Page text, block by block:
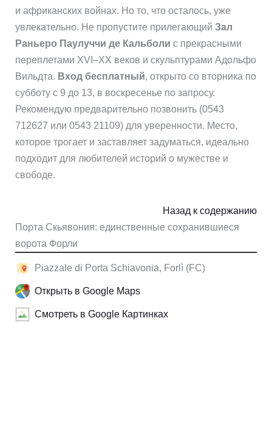
и африканских войнах. Но то, что осталось, уже
увлекательно. Не пропустите прилегающий Зал
Раньеро Паулуччи де Кальболи с прекрасными
переплетами XVI–XX веков и скульптурами Адольфо
Вильдта. Вход бесплатный, открыто со вторника по
субботу с 9 до 13, в воскресенье по запросу.
Рекомендую предварительно позвонить (0543
712627 или 0543 21109) для уверенности. Место,
которое трогает и заставляет задуматься, идеально
подходит для любителей историй о мужестве и
свободе.
Порта Скьявония: единственные сохранившиеся
ворота Форли
Назад к содержанию
Piazzale di Porta Schiavonia, Forlì (FC)
Открыть в Google Maps
Смотреть в Google Картинках